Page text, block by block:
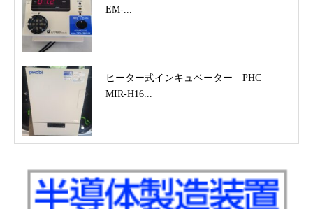
EM-...
ヒーター式インキュベーター PHC
MIR-H16...